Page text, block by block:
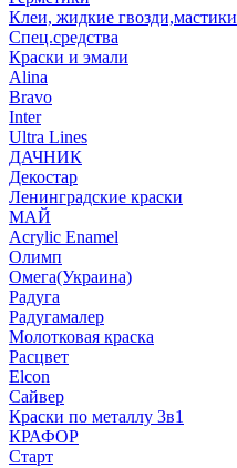
Клеи, жидкие гвозди,мастики
Спец.средства
Краски и эмали
Alina
Bravo
Inter
Ultra Lines
ДАЧНИК
Декостар
Ленинградские краски
МАЙ
Acrylic Enamel
Олимп
Омега(Украина)
Радуга
Радугамалер
Молотковая краска
Расцвет
Elcon
Сайвер
Краски по металлу 3в1
КРАФОР
Старт